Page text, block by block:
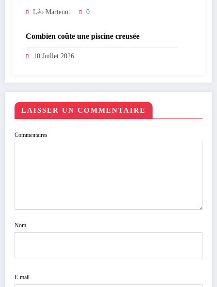
Léo Martenot 0
Combien coûte une piscine creusée
10 Juillet 2026
LAISSER UN COMMENTAIRE
Commentaires
Nom
E-mail